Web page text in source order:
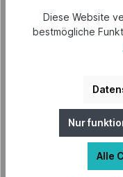
8010300116846
Punto_Datenblatt
Diese Website
bestmögliche
Nur
Alle